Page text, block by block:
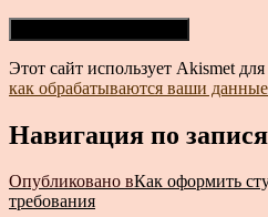
Этот сайт использует Akismet
как обрабатываются ваши
Навигация по
Опубликовано вКак оформить
требования